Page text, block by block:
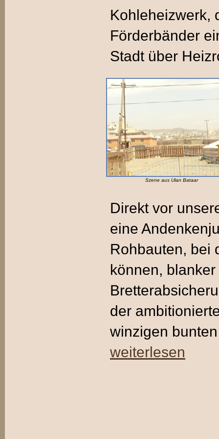
Kohleheizwerk,
Förderbänder
Stadt über
Szene aus Ulan Bataar
Direkt vor
eine
Rohbauten, bei
können,
der
winzigen
weiterlesen